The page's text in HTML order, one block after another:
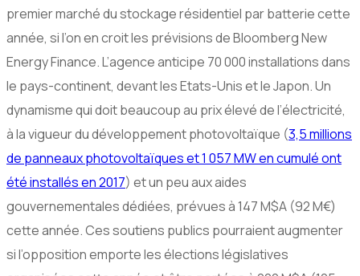
premier marché du stockage résidentiel par batterie cette
année, si l’on en croit les prévisions de Bloomberg New
Energy Finance. L’agence anticipe 70 000 installations dans
le pays-continent, devant les Etats-Unis et le Japon. Un
dynamisme qui doit beaucoup au prix élevé de l’électricité,
à la vigueur du développement photovoltaïque (3,5 millions
de panneaux photovoltaïques et 1 057 MW en cumulé ont
été installés en 2017) et un peu aux aides
gouvernementales dédiées, prévues à 147 M$A (92 M€)
cette année. Ces soutiens publics pourraient augmenter
si l’opposition emporte les élections législatives